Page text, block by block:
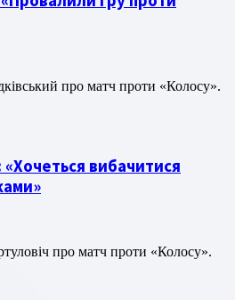
про матч проти «Колосу».
вибачитися
про матч проти «Колосу».